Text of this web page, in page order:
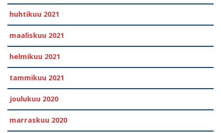
huhtikuu 2021
maaliskuu 2021
helmikuu 2021
tammikuu 2021
joulukuu 2020
marraskuu 2020